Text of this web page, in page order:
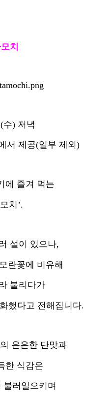
치
수) 저녁
서 제공(일부 제외)
에 즐겨 먹는
치’.
설이 있으나,
란꽃에 비유해
불리다가
했다고 전해집니다.
은은한 단맛과
한 식감은
러일으키며